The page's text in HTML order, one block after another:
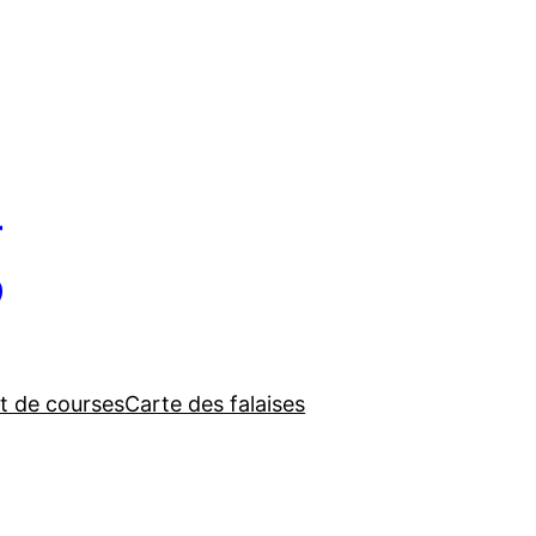
de coursesCarte des falaises